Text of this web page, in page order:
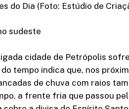
do Dia (Foto: Estúdio de
sudeste
cidade de Petrópolis
tempo indica que, nos
de chuva com raios
a frente fria que passou